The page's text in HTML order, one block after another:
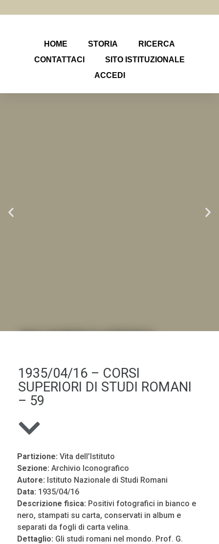
HOME STORIA
RICERCA
CONTATTACI
SITO ISTITUZIONALE
ACCEDI
1935/04/16 – CORSI
SUPERIORI DI STUDI ROMANI
– 59
Partizione: Vita dell’Istituto
Sezione: Archivio Iconografico
Autore: Istituto Nazionale di Studi Romani
Data: 1935/04/16
Descrizione fisica: Positivi fotografici in bianco e
nero, stampati su carta, conservati in album e
separati da fogli di carta velina.
Dettaglio: Gli studi romani nel mondo. Prof. G.